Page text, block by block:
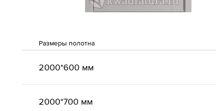
Размеры полотна
2000*600 мм
2000*700 мм